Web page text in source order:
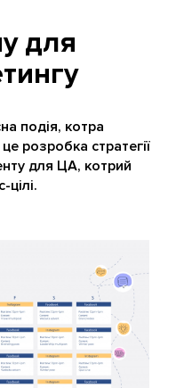
для
подія, котра
розробка стратегії
для ЦА, котрий
цілі.